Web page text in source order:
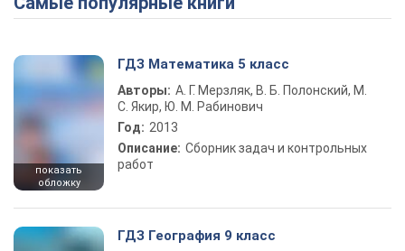
показать
обложку
ГДЗ Математика 5 класс
Авторы: А. Г. Мерзляк, В. Б. Полонский, М.
С. Якир, Ю. М. Рабинович
Год: 2013
Описание: Сборник задач и контрольных
работ
ГДЗ География 9 класс